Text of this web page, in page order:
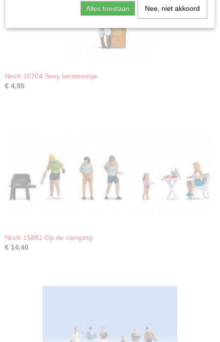
Noch 10704 Sexy kerstmeisje
€ 4,95
Noch 15881 Op de camping
€ 14,40
Alles toestaan Nee, niet akkoord